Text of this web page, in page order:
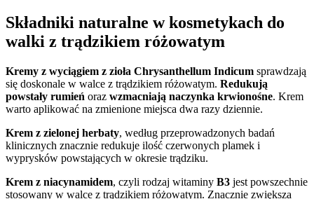
Składniki naturalne w kosmetykach do
walki z trądzikiem różowatym
Kremy z wyciągiem z zioła Chrysanthellum Indicum sprawdzają
się doskonale w walce z trądzikiem różowatym. Redukują
powstały rumień oraz wzmacniają naczynka krwionośne. Krem
warto aplikować na zmienione miejsca dwa razy dziennie.
Krem z zielonej herbaty, według przeprowadzonych badań
klinicznych znacznie redukuje ilość czerwonych plamek i
wyprysków powstających w okresie trądziku.
Krem z niacynamidem, czyli rodzaj witaminy B3 jest powszechnie
stosowany w walce z trądzikiem różowatym. Znacznie zwiększa